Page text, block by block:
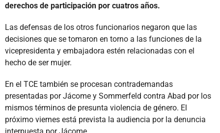
derechos de participación por cuatros años.
Las defensas de los otros funcionarios negaron que las
decisiones que se tomaron en torno a las funciones de la
vicepresidenta y embajadora estén relacionadas con el
hecho de ser mujer.
En el TCE también se procesan contrademandas
presentadas por Jácome y Sommerfeld contra Abad por los
mismos términos de presunta violencia de género. El
próximo viernes está prevista la audiencia por la denuncia
interpuesta por Jácome.